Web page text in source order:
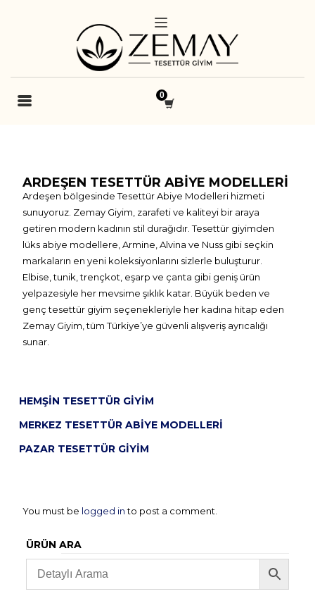
ARDEŞEN TESETTÜR ABIYE MODELLERI
Ardeşen bölgesinde Tesettür Abiye Modelleri hizmeti
sunuyoruz. Zemay Giyim, zarafeti ve kaliteyi bir araya
getiren modern kadının stil durağıdır. Tesettür giyimden
lüks abiye modellere, Armine, Alvina ve Nuss gibi seçkin
markaların en yeni koleksiyonlarını sizlerle buluşturur.
Elbise, tunik, trençkot, eşarp ve çanta gibi geniş ürün
yelpazesiyle her mevsime şıklık katar. Büyük beden ve
genç tesettür giyim seçenekleriyle her kadına hitap eden
Zemay Giyim, tüm Türkiye’ye güvenli alışveriş ayrıcalığı
sunar.
HEMŞIN TESETTÜR GIYIM
MERKEZ TESETTÜR ABIYE MODELLERI
PAZAR TESETTÜR GIYIM
You must be logged into post a comment.
ÜRÜN ARA